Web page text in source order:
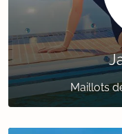
Maillots